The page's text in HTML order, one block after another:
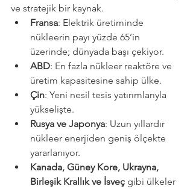
ve stratejik bir kaynak.
Fransa: Elektrik üretiminde
nükleerin payı yüzde 65’in
üzerinde; dünyada başı çekiyor.
ABD: En fazla nükleer reaktöre ve
üretim kapasitesine sahip ülke.
Çin: Yeni nesil tesis yatırımlarıyla
yükselişte.
Rusya ve Japonya: Uzun yıllardır
nükleer enerjiden geniş ölçekte
yararlanıyor.
Kanada, Güney Kore, Ukrayna,
Birleşik Krallık ve İsveç gibi ülkeler